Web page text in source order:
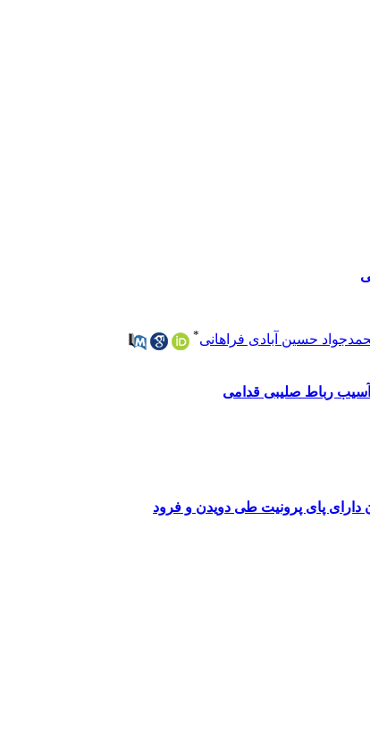
حسین آبادی فراهانی*
رباط صلیبی قدامی
دارای پای پرونیت طی دویدن و فرود